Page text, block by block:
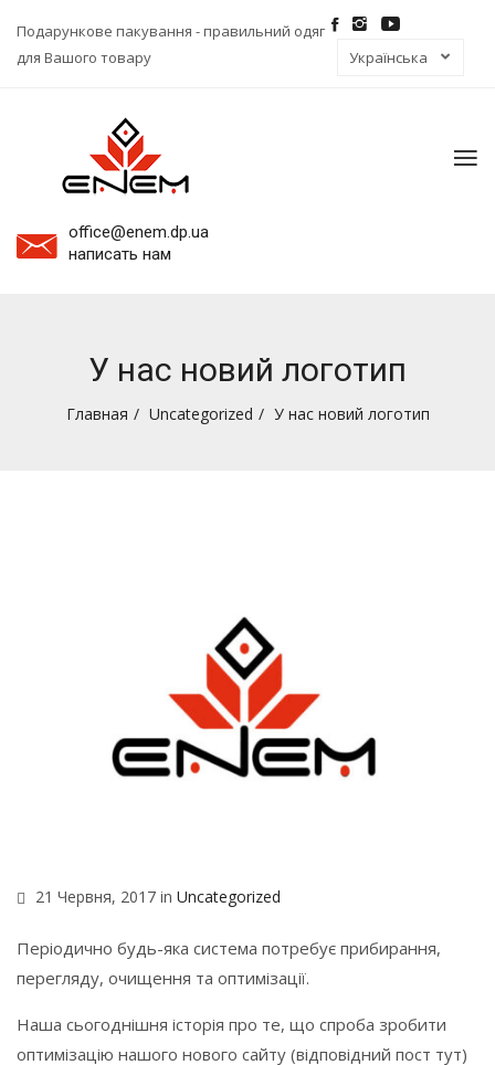
Подарункове пакування - правильний одяг
для Вашого товару
office@enem.dp.ua
написать нам
У нас новий логотип
Главная Uncategorized У нас новий логотип
21 Червня, 2017 in Uncategorized
Періодично будь-яка система потребує прибирання,
перегляду, очищення та оптимізації.
Наша сьогоднішня історія про те, що спроба зробити
оптимізацію нашого нового сайту (відповідний пост тут)